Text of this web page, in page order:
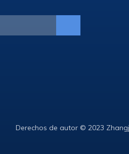
Derechos de autor © 2023